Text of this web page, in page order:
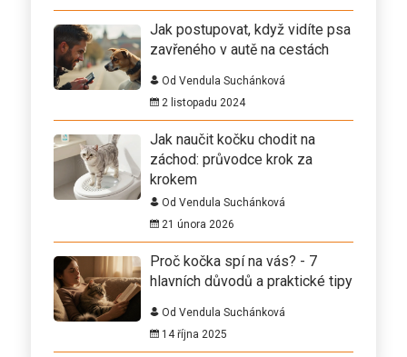
Jak postupovat, když vidíte psa
zavřeného v autě na cestách
Od Vendula Suchánková
2 listopadu 2024
Jak naučit kočku chodit na
záchod: průvodce krok za
krokem
Od Vendula Suchánková
21 února 2026
Proč kočka spí na vás? - 7
hlavních důvodů a praktické tipy
Od Vendula Suchánková
14 října 2025